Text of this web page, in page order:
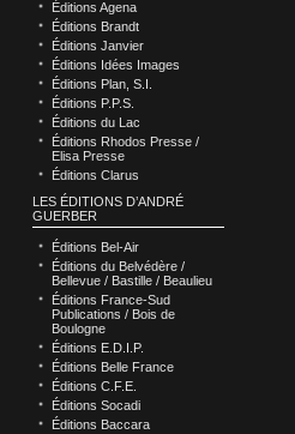
Éditions Agena
Éditions Brandt
Éditions Janvier
Éditions Idées Images
Éditions Plan, S.I.
Éditions P.P.S.
Éditions du Lac
Éditions Rhodos Presse /
Elisa Presse
Éditions Clarus
LES ÉDITIONS D’ANDRÉ
GUERBER
Éditions Bel-Air
Éditions du Belvédère /
Bellevue / Bastille / Beaulieu
Éditions France-Sud
Publications / Bois de
Boulogne
Éditions E.D.I.P.
Éditions Belle France
Éditions C.F.E.
Éditions Socadi
Éditions Baccara